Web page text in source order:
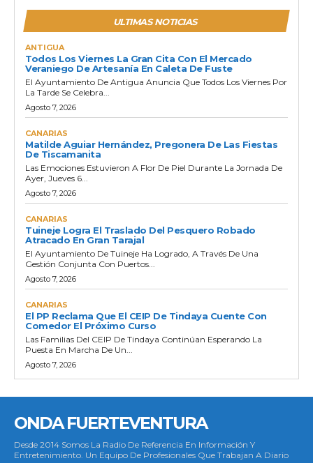
ULTIMAS NOTICIAS
ANTIGUA
Todos Los Viernes La Gran Cita Con El Mercado
Veraniego De Artesanía En Caleta De Fuste
El Ayuntamiento De Antigua Anuncia Que Todos Los Viernes Por
La Tarde Se Celebra...
Agosto 7, 2026
CANARIAS
Matilde Aguiar Hernández, Pregonera De Las Fiestas
De Tiscamanita
Las Emociones Estuvieron A Flor De Piel Durante La Jornada De
Ayer, Jueves 6...
Agosto 7, 2026
CANARIAS
Tuineje Logra El Traslado Del Pesquero Robado
Atracado En Gran Tarajal
El Ayuntamiento De Tuineje Ha Logrado, A Través De Una
Gestión Conjunta Con Puertos...
Agosto 7, 2026
CANARIAS
El PP Reclama Que El CEIP De Tindaya Cuente Con
Comedor El Próximo Curso
Las Familias Del CEIP De Tindaya Continúan Esperando La
Puesta En Marcha De Un...
Agosto 7, 2026
ONDA FUERTEVENTURA
Desde 2014 Somos La Radio De Referencia En Información Y
Entretenimiento. Un Equipo De Profesionales Que Trabajan A Diario